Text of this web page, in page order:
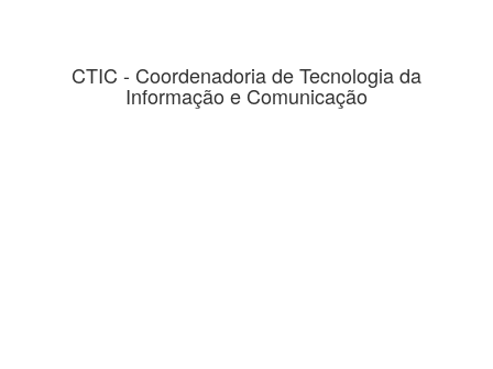
CTIC - Coordenadoria de Tecnologia da
Informação e Comunicação